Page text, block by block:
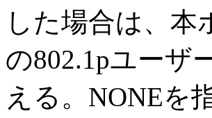
した場合は、
の802.1pユーザ
える。NONEを